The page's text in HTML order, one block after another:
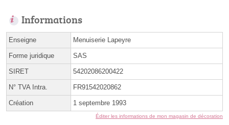
Informations
Enseigne Menuiserie Lapeyre
Forme juridique SAS
SIRET 54202086200422
N° TVA Intra. FR91542020862
Création 1 septembre 1993
Éditer les informations de mon magasin de décoration